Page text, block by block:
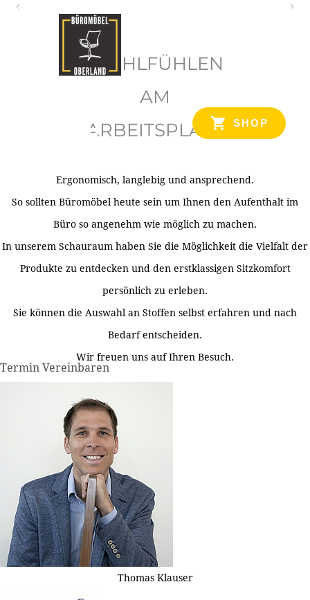
SHOP
WOHLFÜHLEN
AM
ARBEITSPLATZ
Ergonomisch, langlebig und ansprechend.
So sollten Büromöbel heute sein um Ihnen den Aufenthalt im
Büro so angenehm wie möglich zu machen.
In unserem Schauraum haben Sie die Möglichkeit die Vielfalt der
Produkte zu entdecken und den erstklassigen Sitzkomfort
persönlich zu erleben.
Sie können die Auswahl an Stoffen selbst erfahren und nach
Bedarf entscheiden.
Wir freuen uns auf Ihren Besuch.
Termin Vereinbaren
Thomas Klauser